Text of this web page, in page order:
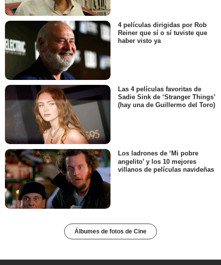
4 películas dirigidas por Rob
Reiner que sí o sí tuviste que
haber visto ya
Las 4 películas favoritas de
Sadie Sink de ‘Stranger Things’
(hay una de Guillermo del Toro)
Los ladrones de ‘Mi pobre
angelito’ y los 10 mejores
villanos de películas navideñas
Álbumes de fotos de Cine